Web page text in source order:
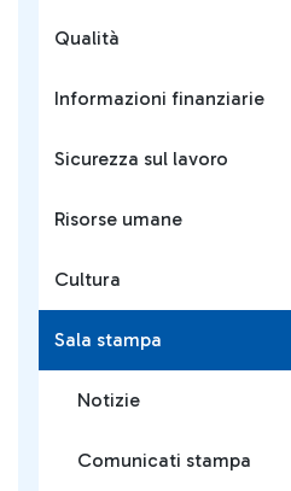
Qualità
Informazioni finanziarie
Sicurezza sul lavoro
Risorse umane
Cultura
Sala stampa
Notizie
Comunicati stampa